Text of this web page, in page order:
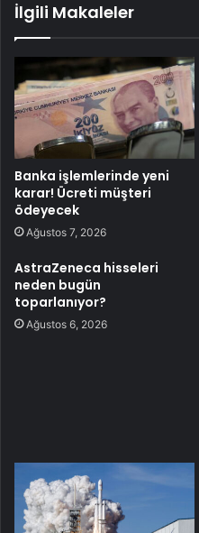
İlgili Makaleler
Banka işlemlerinde yeni
karar! Ücreti müşteri
ödeyecek
Ağustos 7, 2026
AstraZeneca hisseleri
neden bugün
toparlanıyor?
Ağustos 6, 2026